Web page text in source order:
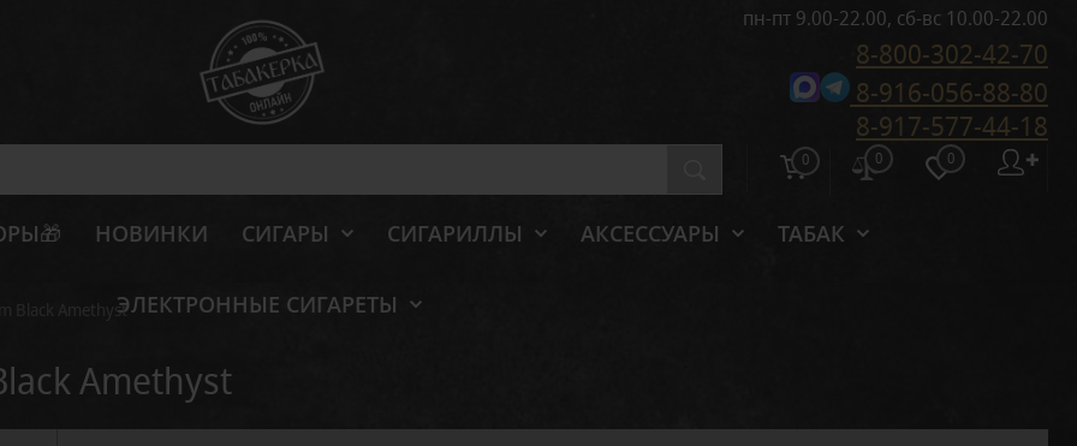
пн-пт 9.00-22.00, сб-вс 10.00-22.00
8-800-302-42-70
8-916-056-88-80
8-917-577-44-18
0 0 0 ✚
НОВИНКИ СИГАРЫ СИГАРИЛЛЫ АКСЕССУАРЫ ТАБАК
ЭЛЕКТРОННЫЕ СИГАРЕТЫ
Black Amethyst
Amethyst